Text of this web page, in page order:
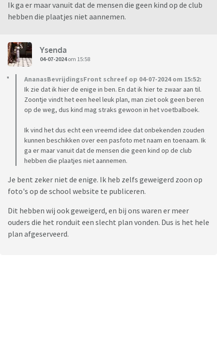
Ik ga er maar vanuit dat de mensen die geen kind op de club
hebben die plaatjes niet aannemen.
Ysenda
04-07-2024om 15:58
AnanasBevrijdingsFront schreef op 04-07-2024 om 15:52:
Ik zie dat ik hier de enige in ben. En dat ik hier te zwaar aan til.
Zoontje vindt het een heel leuk plan, man ziet ook geen beren
op de weg, dus kind mag straks gewoon in het voetbalboek.
Ik vind het dus echt een vreemd idee dat onbekenden zouden
kunnen beschikken over een pasfoto met naam en toenaam. Ik
ga er maar vanuit dat de mensen die geen kind op de club
hebben die plaatjes niet aannemen.
Je bent zeker niet de enige. Ik heb zelfs geweigerd zoon op
foto's op de school website te publiceren.
Dit hebben wij ook geweigerd, en bij ons waren er meer
ouders die het ronduit een slecht plan vonden. Dus is het hele
plan afgeserveerd.